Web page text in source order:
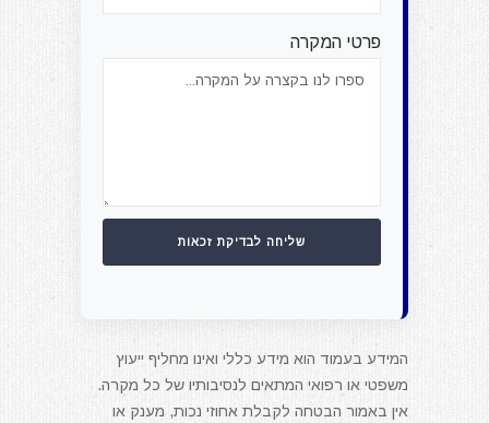
פרטי המקרה
המידע בעמוד הוא מידע כללי ואינו מחליף ייעוץ
משפטי או רפואי המתאים לנסיבותיו של כל מקרה.
אין באמור הבטחה לקבלת אחוזי נכות, מענק או